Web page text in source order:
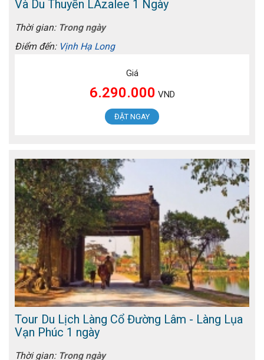
Và Du Thuyền LAzalee 1 Ngày
Thời gian: Trong ngày
Điểm đến: Vịnh Hạ Long
Giá
6.290.000 VND
ĐẶT NGAY
Tour Du Lịch Làng Cổ Đường Lâm - Làng Lụa
Vạn Phúc 1 ngày
Thời gian: Trong ngày